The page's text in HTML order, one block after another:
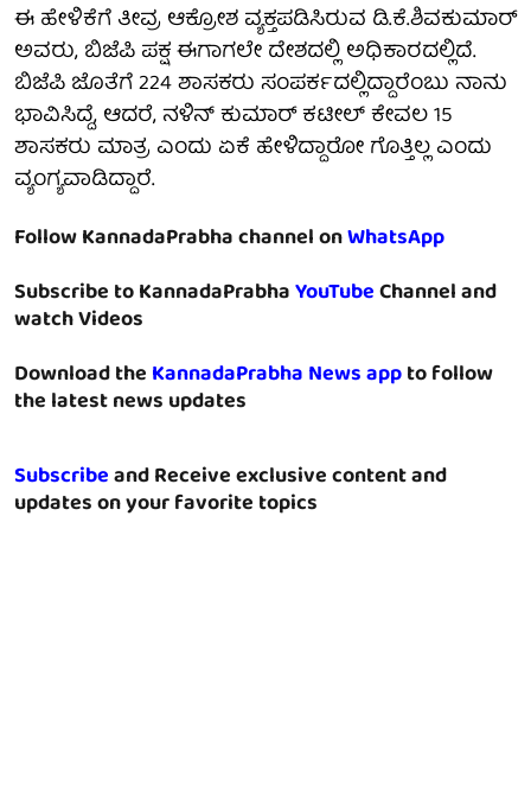
ಈ ಹೇಳಿಕೆಗೆ ತೀವ್ರ ಆಕ್ರೋಶ ವ್ಯಕ್ತಪಡಿಸಿರುವ ಡಿ.ಕೆ.ಶಿವಕುಮಾರ್
ಅವರು, ಬಿಜೆಪಿ ಪಕ್ಷ ಈಗಾಗಲೇ ದೇಶದಲ್ಲಿ ಅಧಿಕಾರದಲ್ಲಿದೆ.
ಬಿಜೆಪಿ ಜೊತೆಗೆ 224 ಶಾಸಕರು ಸಂಪರ್ಕದಲ್ಲಿದ್ದಾರೆಂಬು ನಾನು
ಭಾವಿಸಿದ್ದೆ, ಆದರೆ, ನಳಿನ್ ಕುಮಾರ್ ಕಟೀಲ್ ಕೇವಲ 15
ಶಾಸಕರು ಮಾತ್ರ ಎಂದು ಏಕೆ ಹೇಳಿದ್ದಾರೋ ಗೊತ್ತಿಲ್ಲ ಎಂದು
ವ್ಯಂಗ್ಯವಾಡಿದ್ದಾರೆ.
Follow KannadaPrabha channel onWhatsApp
Subscribe to KannadaPrabhaYouTubeChannel and
watch Videos
Download theKannadaPrabha News appto follow
the latest news updates
Subscribeand Receive exclusive content and
updates on your favorite topics